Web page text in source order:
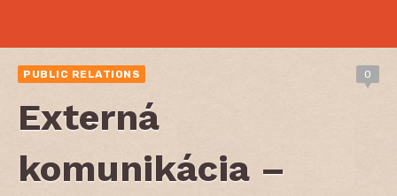
PUBLIC RELATIONS 0
Externá
komunikácia –